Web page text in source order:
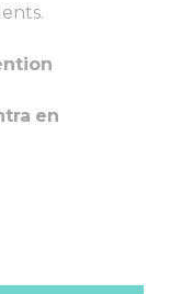
en